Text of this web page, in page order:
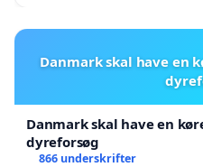
Danmark skal have en
Danmark skal have en
dyreforsøg
866 underskrifter